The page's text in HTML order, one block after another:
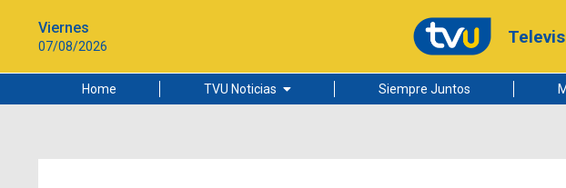
Viernes
07/08/2026
Home TVU Noticias
Ciudad
Siempre Juntos